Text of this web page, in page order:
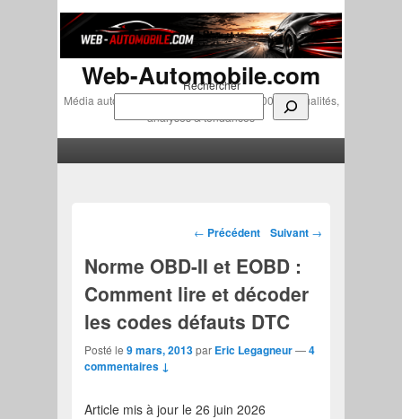
Rechercher
Web-Automobile.com
Média automobile indépendant depuis 2007 • Actualités,
analyses & tendances
Navigation des articles
← Précédent Suivant →
Norme OBD-II et EOBD :
Comment lire et décoder
les codes défauts DTC
Posté le9 mars, 2013par Eric Legagneur—4
commentaires ↓
Article mis à jour le 26 juin 2026